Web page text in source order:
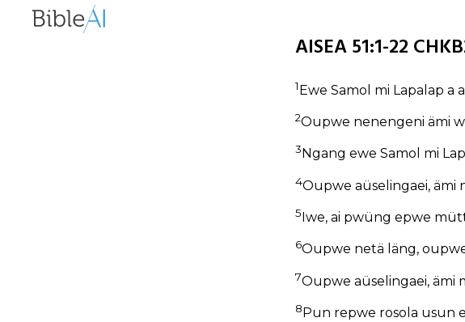
AISEA 51:1-22
1Ewe Samol mi Lapalap a
2Oupwe nenengeni ämi
3 Ngang ewe Samol mi
4Oupwe aüselingaei, ämi
5 Iwe, ai pwüng epwe
6Oupwe netä läng,
7Oupwe aüselingaei, ämi
8 Pun repwe rosola usun